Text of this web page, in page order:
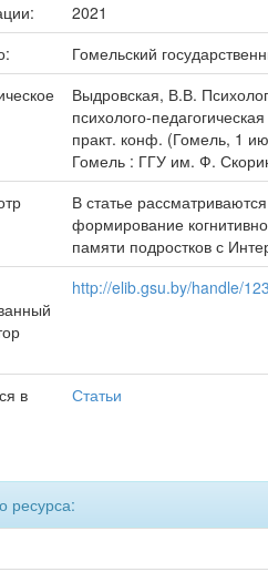
2021
Гомельский
Выдровская, В.В.
психолого-
практ. конф. (Гомель, 1
Гомель : ГГУ им. Ф.
В статье
формирование
памяти подростков с
http://elib.gsu.by/handle/
в
Статьи
ресурса: